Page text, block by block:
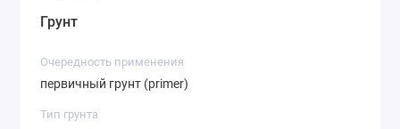
Грунт
Очередность применения
первичный грунт (primer)
Тип грунта